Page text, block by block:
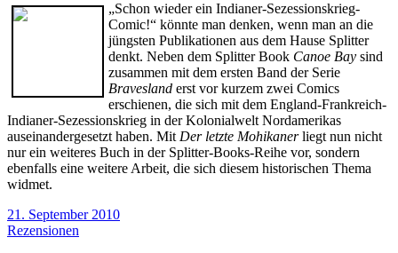
„Schon wieder ein Indianer-Sezessionskrieg-
Comic!“ könnte man denken, wenn man an die
jüngsten Publikationen aus dem Hause Splitter
denkt. Neben dem Splitter Book Canoe Bay sind
zusammen mit dem ersten Band der Serie
Bravesland erst vor kurzem zwei Comics
erschienen, die sich mit dem England-Frankreich-
Indianer-Sezessionskrieg in der Kolonialwelt Nordamerikas
auseinandergesetzt haben. MitDer letzte Mohikanerliegt nun nicht
nur ein weiteres Buch in der Splitter-Books-Reihe vor, sondern
ebenfalls eine weitere Arbeit, die sich diesem historischen Thema
widmet.
21. September 2010
Rezensionen